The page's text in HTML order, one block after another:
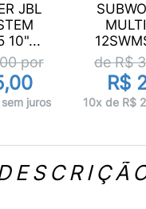
JBL
10"...
por
juros
de R$
R$
10x de R$